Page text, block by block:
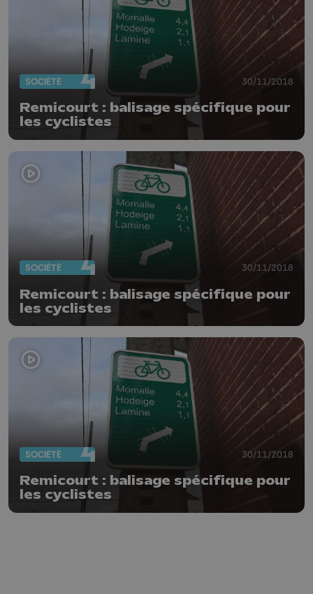
SOCIÉTÉ 30/11/2018
Remicourt : balisage spécifique pour
les cyclistes
SOCIÉTÉ 30/11/2018
Remicourt : balisage spécifique pour
les cyclistes
SOCIÉTÉ 30/11/2018
Remicourt : balisage spécifique pour
les cyclistes